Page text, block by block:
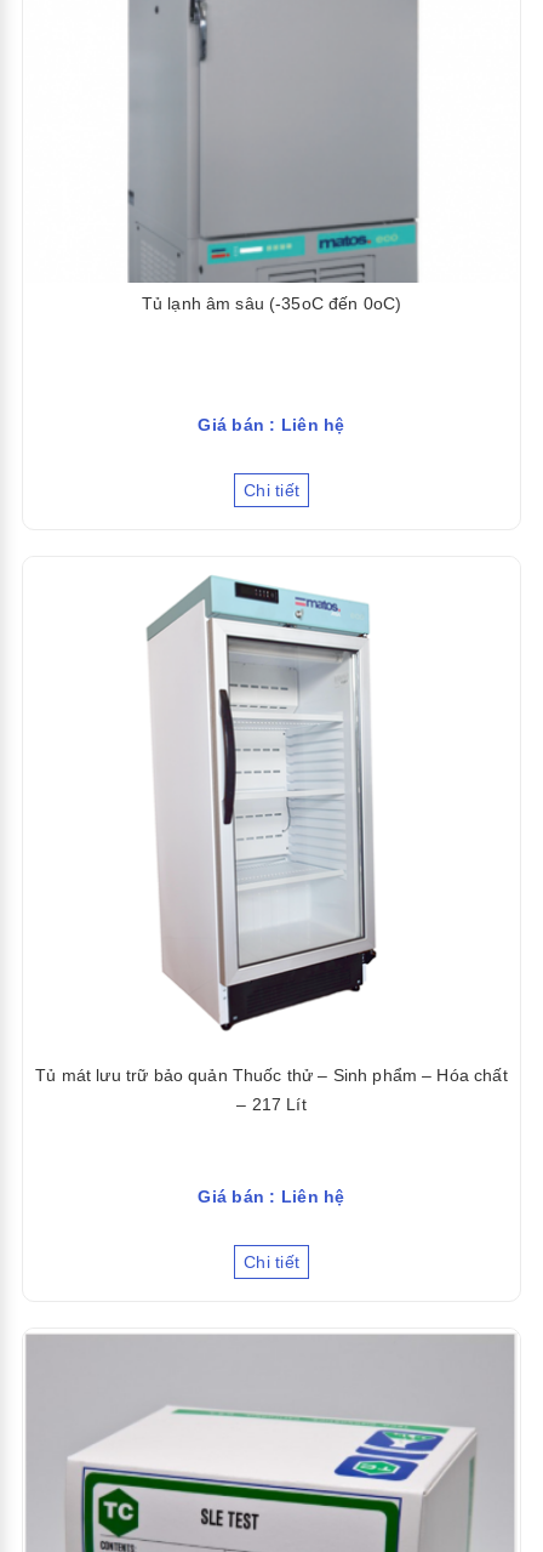
Tủ lạnh âm sâu (-35oC đến 0oC)
Giá bán : Liên hệ
Chi tiết
Tủ mát lưu trữ bảo quản Thuốc thử – Sinh phẩm – Hóa chất
– 217 Lít
Giá bán : Liên hệ
Chi tiết